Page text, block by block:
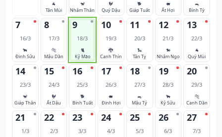
🐐
Tân Mùi
🐒
Nhâm Thân
🐓
Quý Dậu
🐕
Giáp Tuất
🐖
Ất Hợi
🐀
Bính Tý
7
16/3
🐂
Đinh Sửu
8
17/3
🐅
Mậu Dần
9
18/3
🐈
Kỷ Mão
10
19/3
🐉
Canh Thìn
11
20/3
🐍
Tân Tỵ
12
21/3
🐎
Nhâm Ngọ
13
22/3
🐐
Quý Mùi
14
23/3
🐒
Giáp Thân
15
24/3
🐓
Ất Dậu
16
25/3
🐕
Bính Tuất
17
26/3
🐖
Đinh Hợi
18
27/3
🐀
Mậu Tý
19
28/3
🐂
Kỷ Sửu
20
29/3
🐅
Canh Dần
21
1/3
22
2/3
23
3/3
24
4/3
25
5/3
26
6/3
27
7/3